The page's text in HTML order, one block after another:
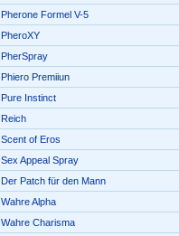
Pherone Formel V-5
PheroXY
PherSpray
Phiero Premiiun
Pure Instinct
Reich
Scent of Eros
Sex Appeal Spray
Der Patch für den Mann
Wahre Alpha
Wahre Charisma